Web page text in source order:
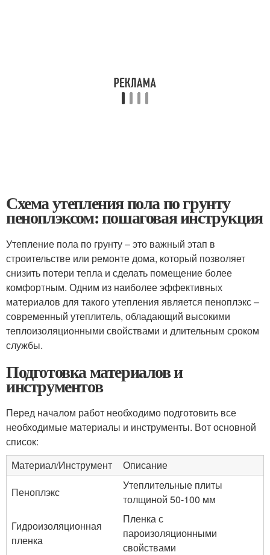
Схема утепления пола по грунту
пеноплэксом: пошаговая инструкция
Утепление пола по грунту – это важный этап в
строительстве или ремонте дома, который позволяет
снизить потери тепла и сделать помещение более
комфортным. Одним из наиболее эффективных
материалов для такого утепления является пеноплэкс –
современный утеплитель, обладающий высокими
теплоизоляционными свойствами и длительным сроком
службы.
Подготовка материалов и
инструментов
Перед началом работ необходимо подготовить все
необходимые материалы и инструменты. Вот основной
список:
Материал/Инструмент
Описание
Пеноплэкс
Утеплительные плиты
толщиной 50-100 мм
Гидроизоляционная
пленка
Пленка с
пароизоляционными
свойствами